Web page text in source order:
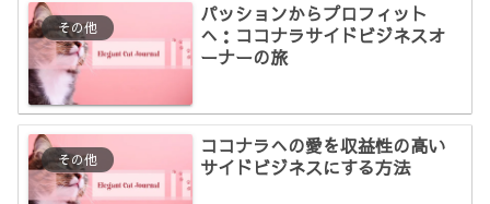
その他
パッションからプロフィット
へ：ココナラサイドビジネスオ
ーナーの旅
その他
ココナラへの愛を収益性の高い
サイドビジネスにする方法